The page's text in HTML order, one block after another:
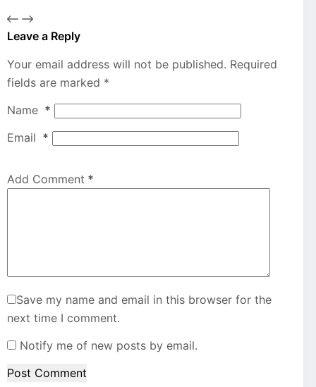
Leave a Reply
Your email address will not be published. Required
fields are marked *
Name *
Email *
Add Comment *
Save my name and email in this browser for the
next time I comment.
Notify me of new posts by email.
Post Comment